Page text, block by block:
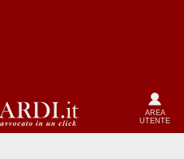
AREA
UTENTE